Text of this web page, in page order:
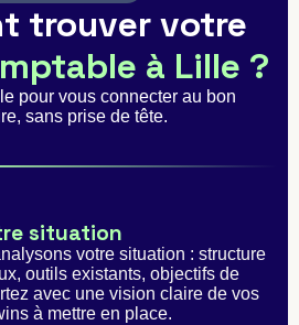
trouver votre
à Lille ?
pour vous connecter au bon
sans prise de tête.
situation
votre situation : structure
outils existants, objectifs de
avec une vision claire de vos
à mettre en place.